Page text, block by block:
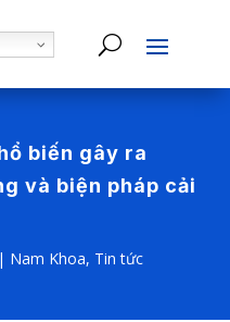
biến gây ra
và biện pháp cải
| Nam Khoa, Tin tức